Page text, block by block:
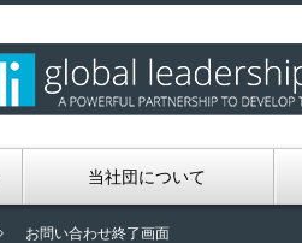
当社団について
お問い合わせ終了画面